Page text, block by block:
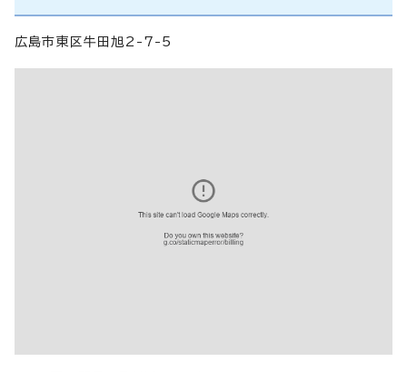
広島市東区牛田旭2-7-5